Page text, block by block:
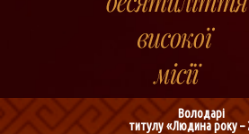
Володарі
титулу «Людина року –